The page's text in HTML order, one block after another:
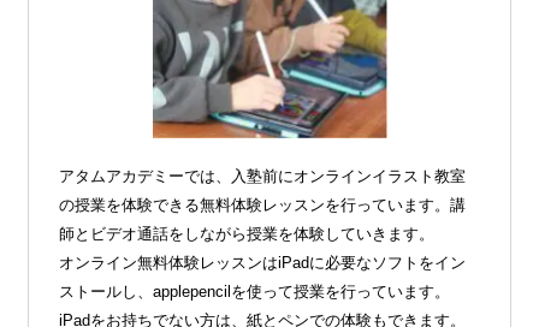
アタムアカデミーでは、入塾前にオンラインイラスト教室
の授業を体験できる無料体験レッスンを行っています。講
師とビデオ通話をしながら授業を体験していきます。
オンライン無料体験レッスンはiPadに必要なソフトをイン
ストールし、applepencilを使って授業を行っています。
iPadをお持ちでない方は、紙とペンでの体験もできます。